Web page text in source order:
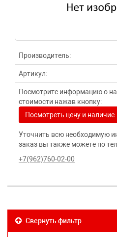
Производитель:
Артикул:
Посмотрите информацию о
стоимости нажав кнопку:
Посмотреть цену и наличие
Уточнить всю необходимую
заказ вы также можете по
+7(962)760-02-00
Свернуть фильтр